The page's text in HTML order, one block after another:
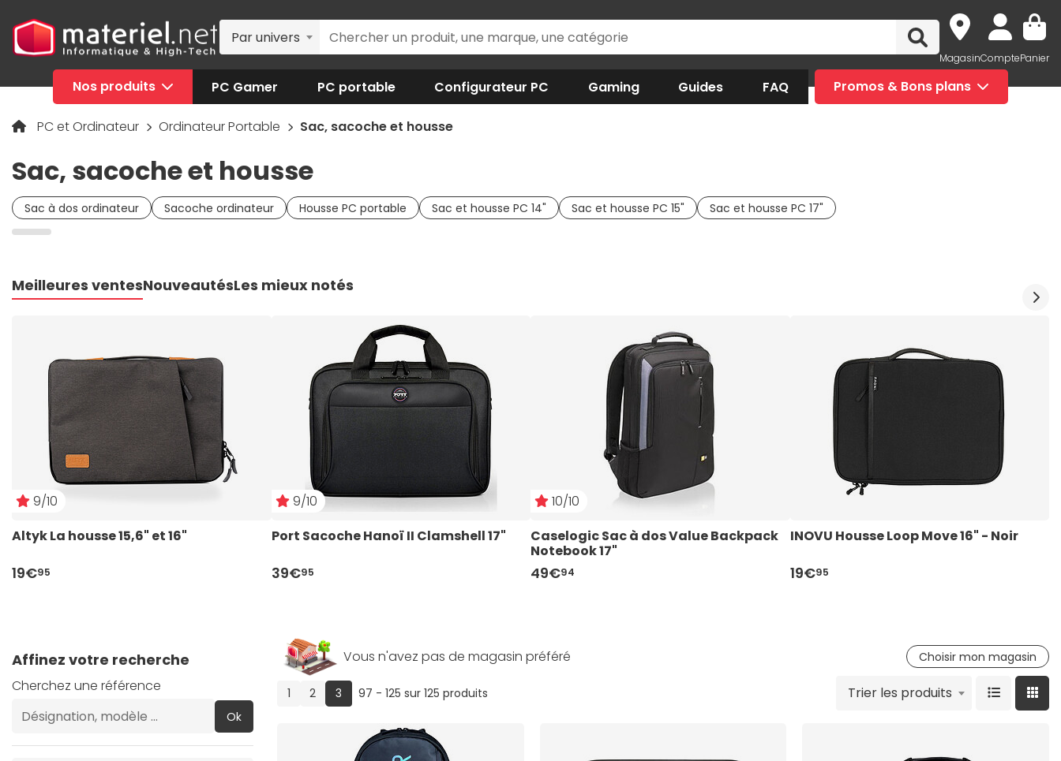
Par univers
MagasinComptePanier
Nos produits PC Gamer PC portable Configurateur PC Gaming Guides FAQ Promos & Bons plans
PC et Ordinateur Ordinateur Portable Sac, sacoche et housse
Sac, sacoche et housse
Sac à dos ordinateur Sacoche ordinateur Housse PC portable Sac et housse PC 14" Sac et housse PC 15" Sac et housse PC 17"
Meilleures ventesNouveautésLes mieux notés
9/10
Altyk La housse 15,6" et 16"
19€95
9/10
Port Sacoche Hanoï II Clamshell 17"
39€95
10/10
Caselogic Sac à dos Value Backpack
Notebook 17"
49€94
INOVU Housse Loop Move 16" - Noir
19€95
Affinez votre recherche
Cherchez une référence
Ok
Vous n'avez pas de magasin préféré Choisir mon magasin
1 2 3(current)
97 - 125 sur 125 produits Trier les produits